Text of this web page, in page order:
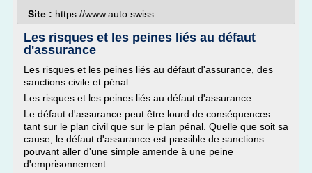
Site : https://www.auto.swiss
Les risques et les peines liés au défaut
d'assurance
Les risques et les peines liés au défaut d'assurance, des
sanctions civile et pénal
Les risques et les peines liés au défaut d'assurance
Le défaut d'assurance peut être lourd de conséquences
tant sur le plan civil que sur le plan pénal. Quelle que soit sa
cause, le défaut d'assurance est passible de sanctions
pouvant aller d'une simple amende à une peine
d'emprisonnement.